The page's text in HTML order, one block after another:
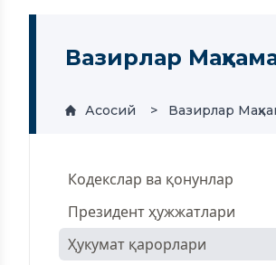
Вазирлар
Асосий Вазирлар
Кодекслар ва қонунлар
Президент ҳужжатлари
Ҳукумат қарорлари